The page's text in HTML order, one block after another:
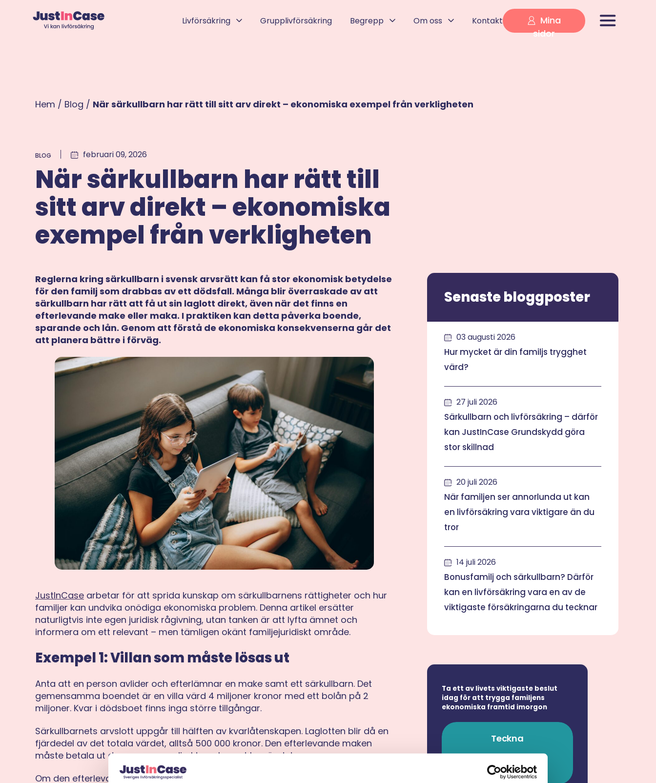
Livförsäkring Grupplivförsäkring Begrepp Om oss Kontakt
Mina
sidor
Hem / Blog / När särkullbarn har rätt till sitt arv direkt – ekonomiska exempel från verkligheten
BLOG februari 09, 2026
När särkullbarn har rätt till
sitt arv direkt – ekonomiska
exempel från verkligheten
Reglerna kring särkullbarn i svensk arvsrätt kan få stor ekonomisk betydelse
för den familj som drabbas av ett dödsfall. Många blir överraskade av att
särkullbarn har rätt att få ut sin laglott direkt, även när det finns en
efterlevande make eller maka. I praktiken kan detta påverka boende,
sparande och lån. Genom att förstå de ekonomiska konsekvenserna går det
att planera bättre i förväg.
JustInCase arbetar för att sprida kunskap om särkullbarnens rättigheter och hur
familjer kan undvika onödiga ekonomiska problem. Denna artikel ersätter
naturligtvis inte egen juridisk rågivning, utan tanken är att lyfta ämnet och
informera om ett relevant – men tämligen okänt familjejuridiskt område.
Exempel 1: Villan som måste lösas ut
Anta att en person avlider och efterlämnar en make samt ett särkullbarn. Det
gemensamma boendet är en villa värd 4 miljoner kronor med ett bolån på 2
miljoner. Kvar i dödsboet finns inga större tillgångar.
Särkullbarnets arvslott uppgår till hälften av kvarlåtenskapen. Laglotten blir då en
fjärdedel av det totala värdet, alltså 500 000 kronor. Den efterlevande maken
måste betala ut denna summa direkt om barnet begär det.
Om den efterlevande saknar kontanter kan alternativet bli att ta nya lån eller sälja
Senaste bloggposter
03 augusti 2026
Hur mycket är din familjs trygghet
värd?
27 juli 2026
Särkullbarn och livförsäkring – därför
kan JustInCase Grundskydd göra
stor skillnad
20 juli 2026
När familjen ser annorlunda ut kan
en livförsäkring vara viktigare än du
tror
14 juli 2026
Bonusfamilj och särkullbarn? Därför
kan en livförsäkring vara en av de
viktigaste försäkringarna du tecknar
Ta ett av livets viktigaste beslut
idag för att trygga familjens
ekonomiska framtid imorgon
Teckna
livförsäkring